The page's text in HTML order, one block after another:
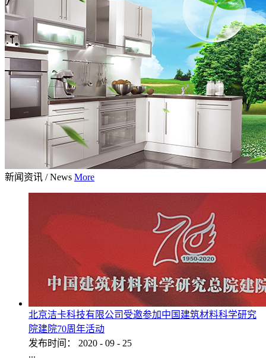
新闻资讯 / News More
北京洁卡科技有限公司受邀参加中国建筑材料科学研究
院建院70周年活动
发布时间：
2020 - 09 - 25
...